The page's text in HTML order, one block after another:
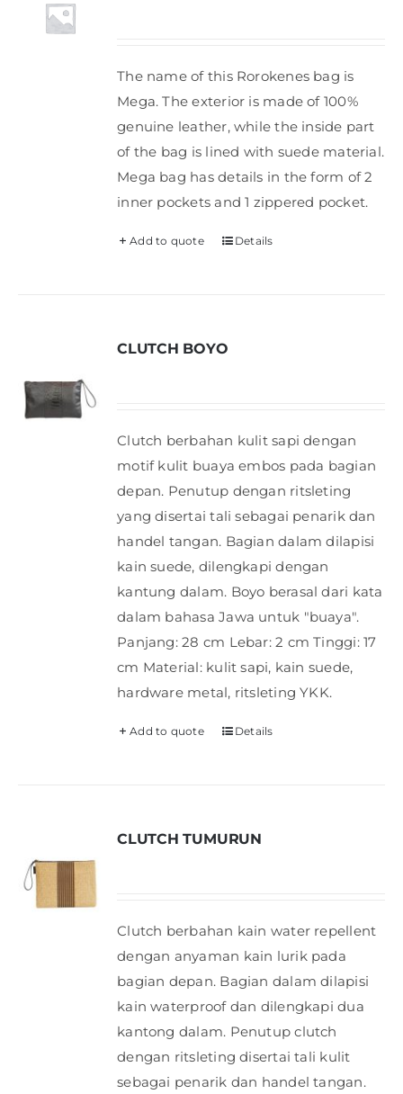
The name of this Rorokenes bag is
Mega. The exterior is made of 100%
genuine leather, while the inside part
of the bag is lined with suede material.
Mega bag has details in the form of 2
inner pockets and 1 zippered pocket.
Add to quote Details
CLUTCH BOYO
Clutch berbahan kulit sapi dengan
motif kulit buaya embos pada bagian
depan. Penutup dengan ritsleting
yang disertai tali sebagai penarik dan
handel tangan. Bagian dalam dilapisi
kain suede, dilengkapi dengan
kantung dalam. Boyo berasal dari kata
dalam bahasa Jawa untuk "buaya".
Panjang: 28 cm Lebar: 2 cm Tinggi: 17
cm Material: kulit sapi, kain suede,
hardware metal, ritsleting YKK.
Add to quote Details
CLUTCH TUMURUN
Clutch berbahan kain water repellent
dengan anyaman kain lurik pada
bagian depan. Bagian dalam dilapisi
kain waterproof dan dilengkapi dua
kantong dalam. Penutup clutch
dengan ritsleting disertai tali kulit
sebagai penarik dan handel tangan.